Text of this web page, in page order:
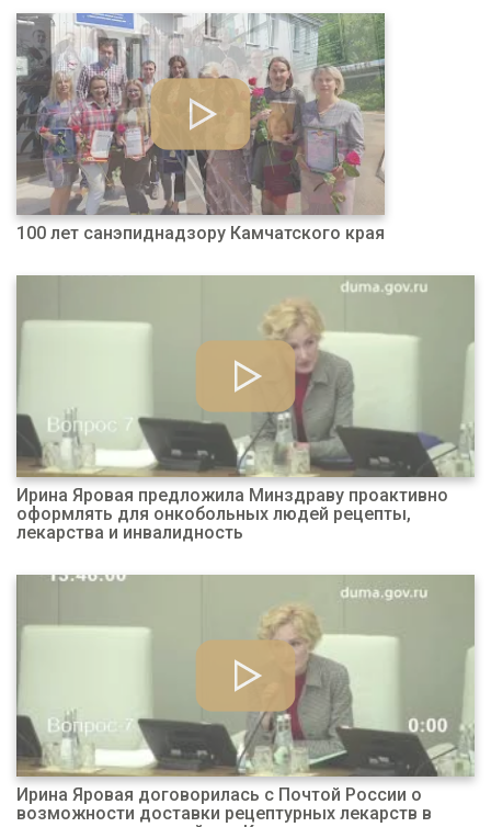
100 лет санэпиднадзору Камчатского края
Ирина Яровая предложила Минздраву проактивно
оформлять для онкобольных людей рецепты,
лекарства и инвалидность
Ирина Яровая договорилась с Почтой России о
возможности доставки рецептурных лекарств в